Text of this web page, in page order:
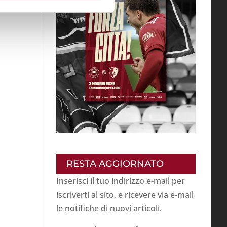
RESTA AGGIORNATO
Inserisci il tuo indirizzo e-mail per
iscriverti al sito, e ricevere via e-mail
le notifiche di nuovi articoli.